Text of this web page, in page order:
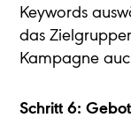
Keywords
das
Kampagne
Schritt 6: